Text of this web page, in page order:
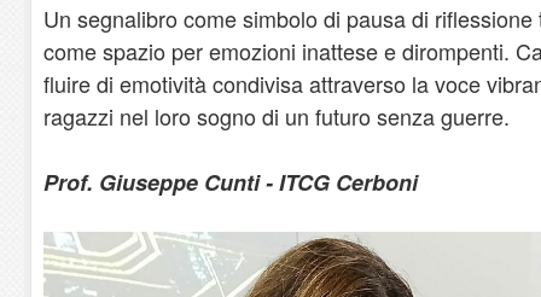
Un segnalibro come simbolo di pausa di
come spazio per emozioni inattese e dirompenti.
fluire di emotività condivisa attraverso la voce
ragazzi nel loro sogno di un futuro senza guerre.
Prof. Giuseppe Cunti - ITCG Cerboni